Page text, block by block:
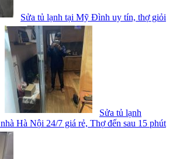
Sửa tủ lạnh tại Mỹ Đình uy tín, thợ giỏi
Sửa tủ lạnh
Hà Nội 24/7 giá rẻ, Thợ đến sau 15 phút